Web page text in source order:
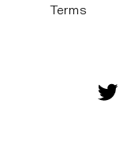
Terms
Twitter